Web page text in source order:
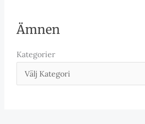
Ämnen
Kategorier